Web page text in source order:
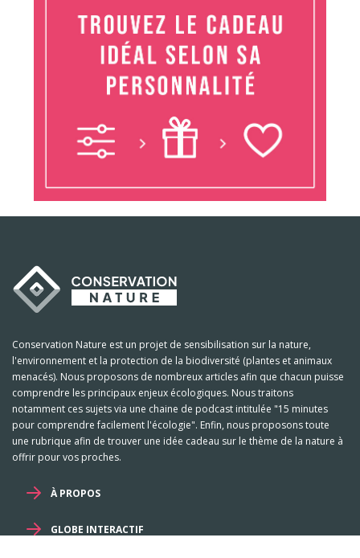
Conservation Nature est un projet de sensibilisation sur la nature,
l'environnement et la protection de la biodiversité (plantes et animaux
menacés). Nous proposons de nombreux articles afin que chacun puisse
comprendre les principaux enjeux écologiques. Nous traitons
notamment ces sujets via une chaine de podcast intitulée "15 minutes
pour comprendre facilement l'écologie". Enfin, nous proposons toute
une rubrique afin de trouver une idée cadeau sur le thème de la nature à
offrir pour vos proches.
À PROPOS
GLOBE INTERACTIF